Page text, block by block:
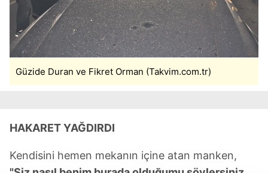
Güzide Duran ve Fikret Orman (Takvim.com.tr)
HAKARET YAĞDIRDI
Kendisini hemen mekanın içine atan manken,